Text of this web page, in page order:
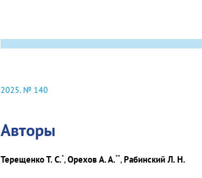
2025. № 140
Авторы
Терещенко Т. С.*,Орехов А. А.**,Рабинский Л. Н.